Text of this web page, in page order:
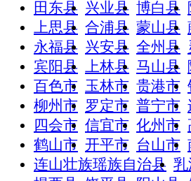
田东县 兴业县 博白县
上思县 合浦县 蒙山县
永福县 兴安县 全州县
宾阳县
上林县 马山县
百色市 玉林市 贵港市
柳州市 罗定市 普宁市
四会市 信宜市 化州市
鹤山市 开平市 台山市
连山壮族瑶族自治县